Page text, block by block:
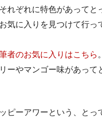
れぞれに特色があってと
気に入りを見つけて行っ
者のお気に入りはこちら。
ーやマンゴー味があって
ピーアワーという、とっ